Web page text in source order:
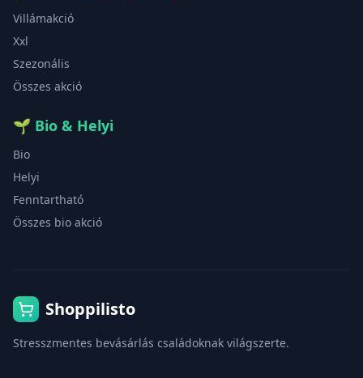
Villámakció
Xxl
Szezonális
Összes akció
🌱 Bio & Helyi
Bio
Helyi
Fenntartható
Összes bio akció
Shoppilisto
Stresszmentes bevásárlás családoknak világszerte.